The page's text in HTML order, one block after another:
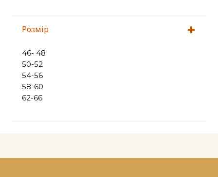
Розмір
46- 48
50-52
54-56
58-60
62-66